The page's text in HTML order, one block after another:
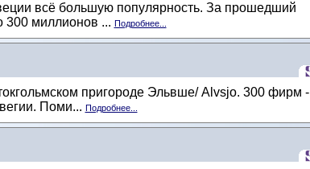
всё большую популярность. За прошедший
300 миллионов ... Подробнее...
пригороде Эльвше/ Alvsjo. 300 фирм -
Поми... Подробнее...